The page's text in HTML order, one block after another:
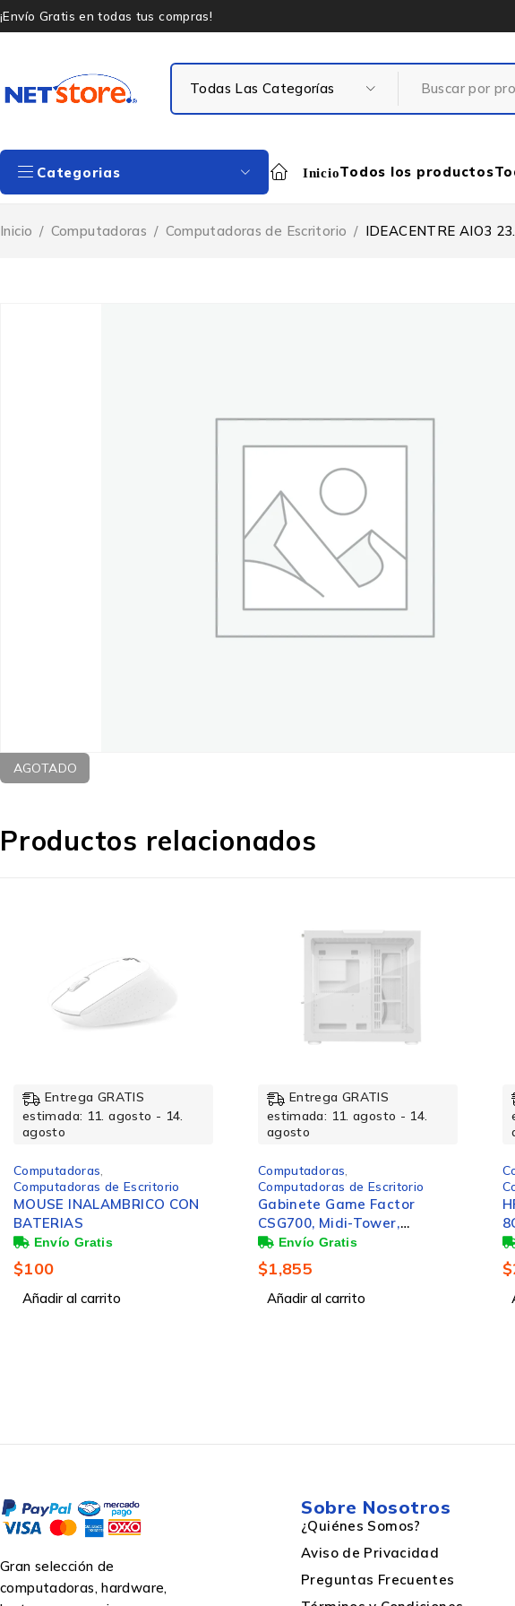
¡Envío Gratis en todas tus compras!
Categorias InicioTodos los productos
Inicio / Computadoras / Computadoras de Escritorio / IDEACENTRE AIO3
AGOTADO
Productos relacionados
Entrega GRATIS
estimada: 11. agosto - 14.
agosto
Computadoras
Computadoras de Escritorio
MOUSE INALAMBRICO CON
BATERIAS
$100
Añadir al carrito
Entrega GRATIS
estimada: 11. agosto - 14.
agosto
Computadoras
Computadoras de Escritorio
Gabinete Game Factor
CSG700, Midi-Tower,
ATX/EATX/Micro-ATX/Mini-
ITX, USB 2.0/3.0, sin Fuente,
sin Ventiladores Instalados,
Blanco
$1,855
Añadir al carrito
$
Gran selección de
computadoras, hardware,
Sobre Nosotros
¿Quiénes Somos?
Aviso de Privacidad
Preguntas Frecuentes